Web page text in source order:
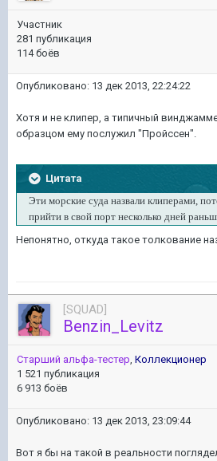
Участник
281 публикация
114 боёв
Опубликовано: 13 дек 2013, 22:24:22
Хотя и не клипер, а типичный
образцом ему послужил "Пройссен".
Цитата
Эти морские суда назвали клиперами,
прийти в свой порт несколько дней
Непонятно, откуда такое толкование
[SQUAD]
Benzin_Levitz
Старший альфа-тестер Коллекционер
1 521 публикация
6 913 боёв
Опубликовано: 13 дек 2013, 23:09:44
Вот я бы на такой в реальности